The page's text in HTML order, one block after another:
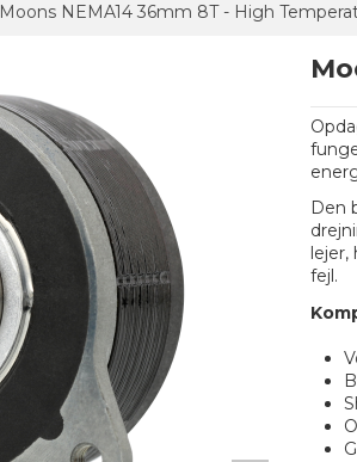
Moons NEMA14 36mm 8T - High
Den
fejl.